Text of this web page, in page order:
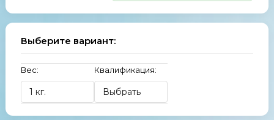
Выберите вариант:
Вес: Квалификация: